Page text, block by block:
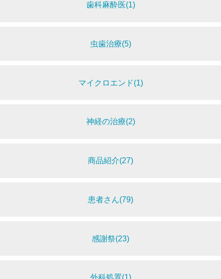
歯科麻酔医(1)
虫歯治療(5)
マイクロエンド(1)
神経の治療(2)
商品紹介(27)
患者さん(79)
感謝祭(23)